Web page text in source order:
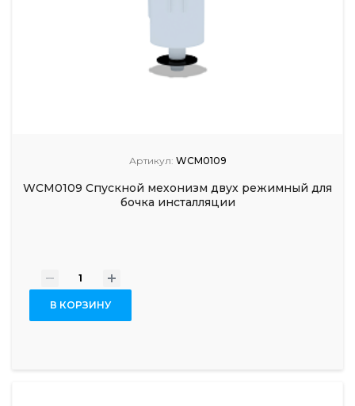
Артикул: WCM0109
WCM0109 Спускной мехонизм двух режимный для
бочка инсталляции
- +
В КОРЗИНУ